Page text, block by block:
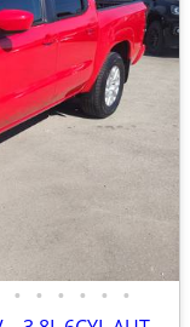
• • • • • •